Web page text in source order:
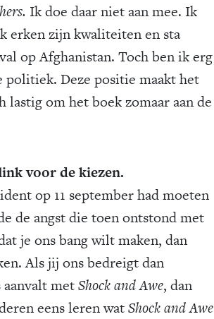
Ik doe daar niet aan mee. Ik
erken zijn kwaliteiten en sta
op Afghanistan. Toch ben ik erg
Deze positie maakt het
lastig om het boek zomaar aan de
voor de kiezen.
op 11 september had moeten
de angst die toen ontstond met
je ons bang wilt maken, dan
Als jij ons bedreigt dan
metShock and Awe, dan
eens leren watShock and Awe